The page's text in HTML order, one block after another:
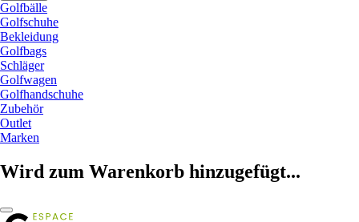
Golfbälle
Golfschuhe
Bekleidung
Golfbags
Schläger
Golfwagen
Golfhandschuhe
Zubehör
Outlet
Marken
Wird zum Warenkorb hinzugefügt...